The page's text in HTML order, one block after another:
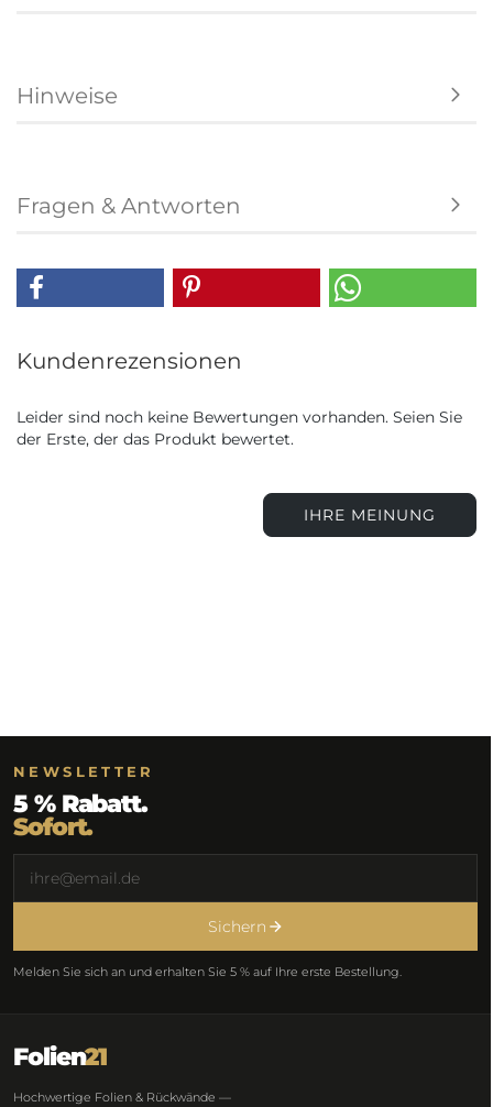
Hinweise
Fragen & Antworten
Kundenrezensionen
Leider sind noch keine Bewertungen vorhanden. Seien Sie
der Erste, der das Produkt bewertet.
IHRE MEINUNG
NEWSLETTER
5 % Rabatt.
Sofort.
Sichern
Melden Sie sich an und erhalten Sie 5 % auf Ihre erste Bestellung.
Folien21
Hochwertige Folien & Rückwände —